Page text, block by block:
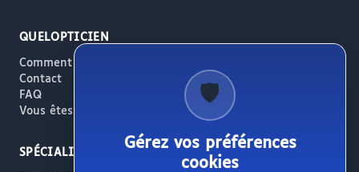
QUELOPTICIEN
Comment ça marche
Contact
FAQ
Vous êtes opticien ?
SPÉCIALITÉS
🛡️
Gérez vos préférences
cookies